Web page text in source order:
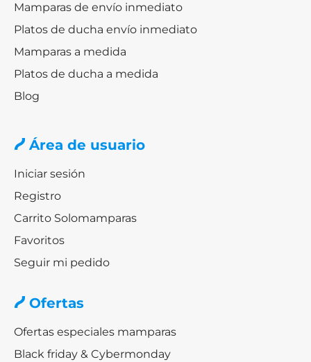
Mamparas de envío inmediato
Platos de ducha envío inmediato
Mamparas a medida
Platos de ducha a medida
Blog
Área de usuario
Iniciar sesión
Registro
Carrito Solomamparas
Favoritos
Seguir mi pedido
Ofertas
Ofertas especiales mamparas
Black friday & Cybermonday